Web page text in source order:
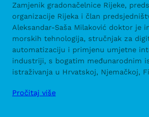
Zamjenik gradonačelnice Rijeke,
organizacije Rijeka i član
Aleksandar-Saša Milaković doktor je
morskih tehnologija, stručnjak za
automatizaciju i primjenu umjetne
industriji, s bogatim međunarodnim
istraživanja u Hrvatskoj, Njemačkoj,
Pročitaj više